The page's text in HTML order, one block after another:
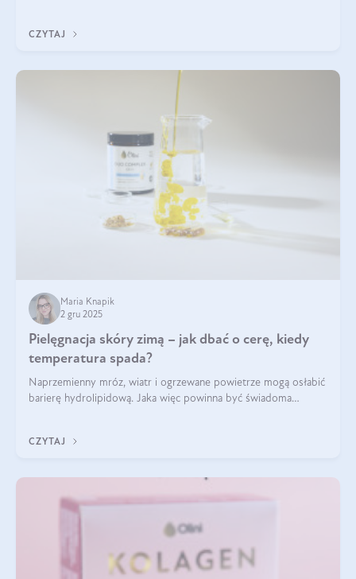
CZYTAJ
Maria Knapik
2 gru 2025
Pielęgnacja skóry zimą – jak dbać o cerę, kiedy
temperatura spada?
Naprzemienny mróz, wiatr i ogrzewane powietrze mogą osłabić
barierę hydrolipidową. Jaka więc powinna być świadoma
CZYTAJ